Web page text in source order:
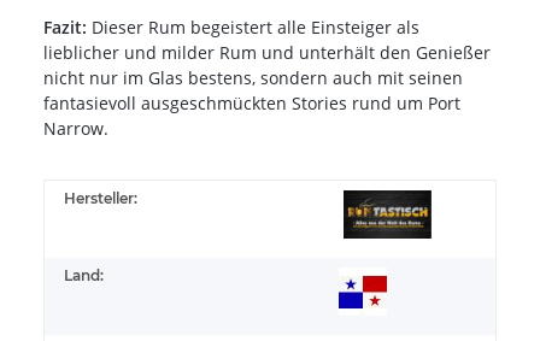
Fazit: Dieser Rum begeistert alle Einsteiger als
lieblicher und milder Rum und unterhält den Genießer
nicht nur im Glas bestens, sondern auch mit seinen
fantasievoll ausgeschmückten Stories rund um Port
Narrow.
Hersteller:
Land: